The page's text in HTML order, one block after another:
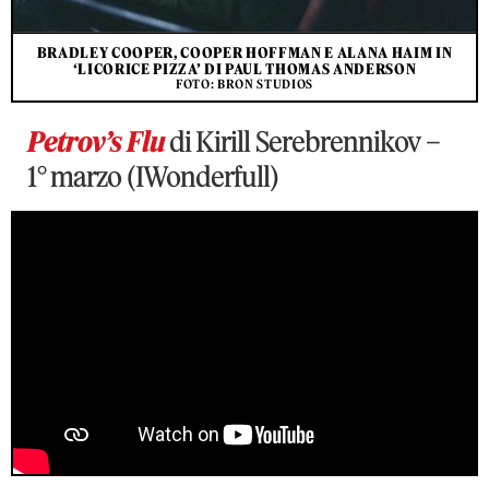
BRADLEY COOPER, COOPER HOFFMAN E ALANA HAIM IN
‘LICORICE PIZZA’ DI PAUL THOMAS ANDERSON
FOTO: BRON STUDIOS
Petrov’s Fludi Kirill Serebrennikov –
1° marzo (IWonderfull)